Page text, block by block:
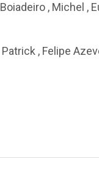
Boiadeiro , Michel ,
Patrick , Felipe